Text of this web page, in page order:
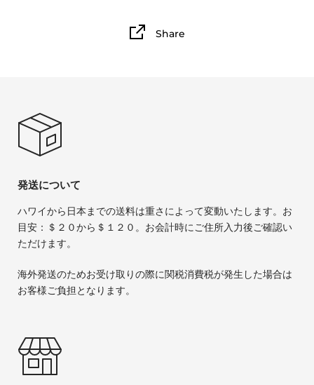
Share
発送について
ハワイから日本までの送料は重さによって変動いたします。お
目安：＄２０から＄１２０。お会計時にご住所入力後ご確認い
ただけます。
海外発送のためお受け取りの際に関税消費税が発生した場合は
お客様ご負担となります。